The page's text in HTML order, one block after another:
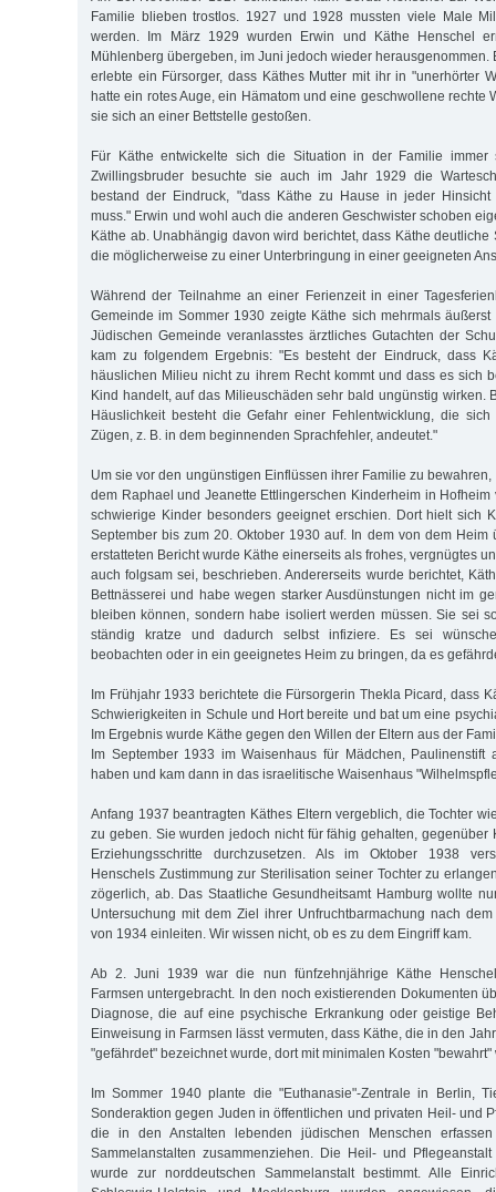
Familie blieben trostlos. 1927 und 1928 mussten viele Male
werden. Im März 1929 wurden Erwin und Käthe Henschel
Mühlenberg übergeben, im Juni jedoch wieder herausgenommen.
erlebte ein Fürsorger, dass Käthes Mutter mit ihr in "unerhörter
hatte ein rotes Auge, ein Hämatom und eine geschwollene rechte
sie sich an einer Bettstelle gestoßen.
Für Käthe entwickelte sich die Situation in der Familie immer
Zwillingsbruder besuchte sie auch im Jahr 1929 die
bestand der Eindruck, "dass Käthe zu Hause in jeder
muss." Erwin und wohl auch die anderen Geschwister schoben
Käthe ab. Unabhängig davon wird berichtet, dass Käthe deutliche
die möglicherweise zu einer Unterbringung in einer geeigneten
Während der Teilnahme an einer Ferienzeit in einer
Gemeinde im Sommer 1930 zeigte Käthe sich mehrmals
Jüdischen Gemeinde veranlasstes ärztliches Gutachten der
kam zu folgendem Ergebnis: "Es besteht der Eindruck, dass
häuslichen Milieu nicht zu ihrem Recht kommt und dass es sich
Kind handelt, auf das Milieuschäden sehr bald ungünstig wirken.
Häuslichkeit besteht die Gefahr einer Fehlentwicklung, die
Zügen, z. B. in dem beginnenden Sprachfehler, andeutet."
Um sie vor den ungünstigen Einflüssen ihrer Familie zu
dem Raphael und Jeanette Ettlingerschen Kinderheim in Hofheim
schwierige Kinder besonders geeignet erschien. Dort hielt sich
September bis zum 20. Oktober 1930 auf. In dem von dem Heim
erstatteten Bericht wurde Käthe einerseits als frohes, vergnügtes
auch folgsam sei, beschrieben. Andererseits wurde berichtet,
Bettnässerei und habe wegen starker Ausdünstungen nicht im
bleiben können, sondern habe isoliert werden müssen. Sie sei
ständig kratze und dadurch selbst infiziere. Es sei
beobachten oder in ein geeignetes Heim zu bringen, da es
Im Frühjahr 1933 berichtete die Fürsorgerin Thekla Picard, dass
Schwierigkeiten in Schule und Hort bereite und bat um eine
Im Ergebnis wurde Käthe gegen den Willen der Eltern aus der
Im September 1933 im Waisenhaus für Mädchen, Paulinenstift
haben und kam dann in das israelitische Waisenhaus
Anfang 1937 beantragten Käthes Eltern vergeblich, die Tochter
zu geben. Sie wurden jedoch nicht für fähig gehalten, gegenüber
Erziehungsschritte durchzusetzen. Als im Oktober 1938
Henschels Zustimmung zur Sterilisation seiner Tochter zu
zögerlich, ab. Das Staatliche Gesundheitsamt Hamburg wollte
Untersuchung mit dem Ziel ihrer Unfruchtbarmachung nach
von 1934 einleiten. Wir wissen nicht, ob es zu dem Eingriff kam.
Ab 2. Juni 1939 war die nun fünfzehnjährige Käthe
Farmsen untergebracht. In den noch existierenden Dokumenten
Diagnose, die auf eine psychische Erkrankung oder geistige
Einweisung in Farmsen lässt vermuten, dass Käthe, die in den
"gefährdet" bezeichnet wurde, dort mit minimalen Kosten
Im Sommer 1940 plante die "Euthanasie"-Zentrale in Berlin,
Sonderaktion gegen Juden in öffentlichen und privaten Heil- und
die in den Anstalten lebenden jüdischen Menschen
Sammelanstalten zusammenziehen. Die Heil- und
wurde zur norddeutschen Sammelanstalt bestimmt. Alle